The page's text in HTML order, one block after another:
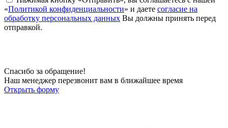
«Политикой конфиденциальности» и даете согласие на
обработку персональных данных Вы должны принять перед
отправкой.
Спасибо за обращение!
Наш менеджер перезвонит вам в ближайшее время
Открыть форму